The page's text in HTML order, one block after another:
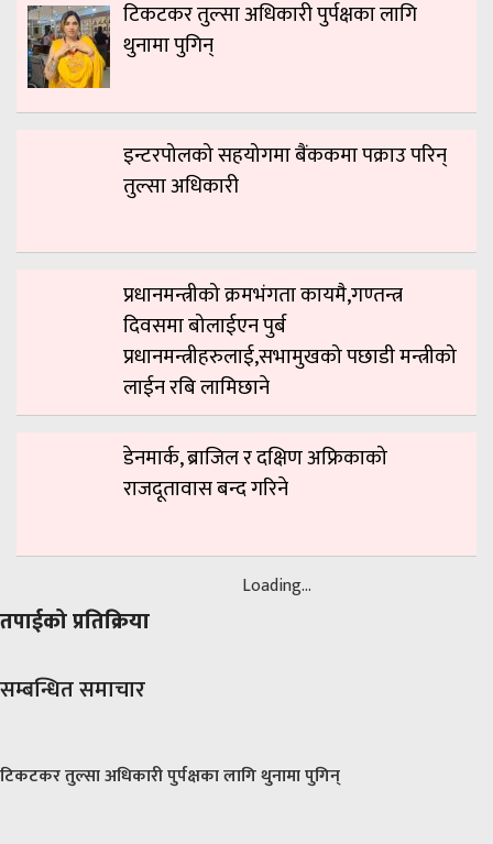
टिकटकर तुल्सा अधिकारी पुर्पक्षका लागि
थुनामा पुगिन्
इन्टरपोलको सहयोगमा बैंककमा पक्राउ परिन्
तुल्सा अधिकारी
प्रधानमन्त्रीको क्रमभंगता कायमै,गण्तन्त्र
दिवसमा बोलाईएन पुर्ब
प्रधानमन्त्रीहरुलाई,सभामुखको पछाडी मन्त्रीको
लाईन रबि लामिछाने
डेनमार्क, ब्राजिल र दक्षिण अफ्रिकाको
राजदूतावास बन्द गरिने
तपाईको प्रतिक्रिया
Loading...
सम्बन्धित समाचार
टिकटकर तुल्सा अधिकारी पुर्पक्षका लागि थुनामा पुगिन्